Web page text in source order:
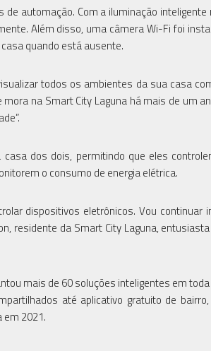
automação. Com a iluminação inteligente
Além disso, uma câmera Wi-Fi foi
quando está ausente.
todos os ambientes da sua casa
na Smart City Laguna há mais de um
dos dois, permitindo que eles
o consumo de energia elétrica.
dispositivos eletrônicos. Vou continuar
residente da Smart City Laguna,
mais de 60 soluções inteligentes em
até aplicativo gratuito de
em 2021.